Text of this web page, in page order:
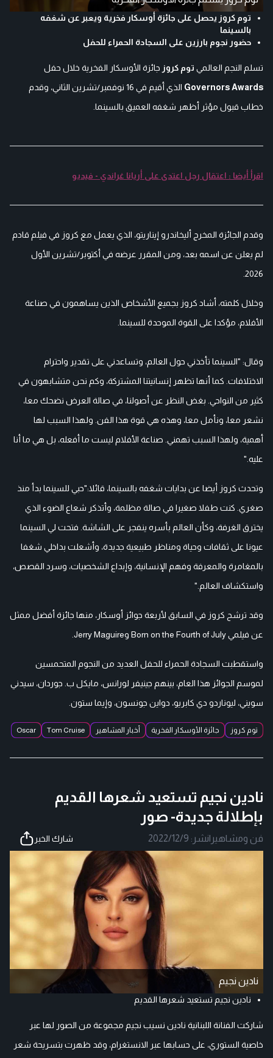
توم كروز يحصل على جائزة أوسكار فخرية ويعبر عن شغفه
بالسينما
حضور نجوم بارزين على السجادة الحمراء للحفل
تسلم النجم العالمي توم كروز جائزة الأوسكار الفخرية خلال حفل
Governors Awards
الذي أقيم في 16 نوفمبر/تشرين الثاني، وقدم
خطاب قبول مؤثر أظهر شغفه العميق بالسينما.
اقرأ أيضا : اعتقال رجل اعتدى على أريانا غراندي - فيديو
وقدم الجائزة المخرج أليخاندرو إيناريتو، الذي يعمل مع كروز في فيلم قادم
لم يعلن عن اسمه بعد، ومن المقرر عرضه في أكتوبر/تشرين الأول
2026.
وخلال كلمته، أشاد كروز بجميع الأشخاص الذين يساهمون في صناعة
الأفلام، مؤكدا على القوة الموحدة للسينما.
وقال: "السينما تأخذني حول العالم، وتساعدني على تقدير واحترام
الاختلافات. كما أنها تظهر إنسانيتنا المشتركة، وكم نحن متشابهون في
كثير من النواحي. بغض النظر عن أصولنا، في صالة العرض نضحك معا،
نشعر معا، ونأمل معا، وهذه هي قوة هذا الفن. ولهذا السبب لها
أهمية، ولهذا السبب تهمني. صناعة الأفلام ليست ما أفعله، بل هي ما أنا
عليه."
وتحدث كروز أيضا عن بدايات شغفه بالسينما، قائلا:"حبي للسينما بدأ منذ
صغري. كنت طفلا صغيرا في صالة مظلمة، وأتذكر شعاع الضوء الذي
يخترق الغرفة، وكأن العالم بأسره ينفجر على الشاشة. فتحت لي السينما
عيونا على ثقافات وحياة ومناظر طبيعية جديدة، وأشعلت بداخلي شغفا
بالمغامرة والمعرفة وفهم الإنسانية، وإبداع الشخصيات، وسرد القصص،
واستكشاف العالم."
وقد ترشح كروز في السابق لأربعة جوائز أوسكار، منها جائزة أفضل ممثل
عن فيلمي Born on the Fourth of July وJerry Maguire.
واستقطبت السجادة الحمراء للحفل العديد من النجوم المتحمسين
لموسم الجوائز هذا العام، بينهم جينيفر لورانس، مايكل ب. جوردان، سيدني
سويني، ليوناردو دي كابريو، دواين جونسون، وإيما ستون.
توم كروز جائزة الأوسكار الفخرية أخبار المشاهير Tom Cruise
Oscar
نادين نجيم تستعيد شعرها القديم
بإطلالة جديدة- صور
فن ومشاهير |نشر: 2022/12/9 شارك الخبر
نادين نجيم
نادين نجيم تستعيد شعرها القديم
شاركت الفنانة اللبنانية نادين نسيب نجيم مجموعة من الصور لها عبر
خاصية الستوري، على حسابها عبر الانستغرام، وقد ظهرت بتسريحة شعر